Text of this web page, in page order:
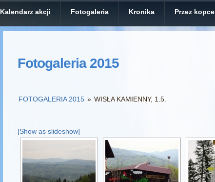
Kalendarz akcji Fotogaleria Kronika Przez kopce
Fotogaleria 2015
FOTOGALERIA 2015 » WISŁA KAMIENNY, 1.5.
[Show as slideshow]